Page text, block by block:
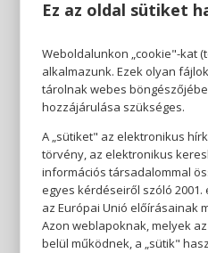
Ez az oldal sütiket
Weboldalunkon „cookie"-kat
alkalmazunk. Ezek olyan
tárolnak webes
hozzájárulása szükséges.
A „sütiket" az elektronikus
törvény, az elektronikus
információs társadalommal
egyes kérdéseiről szóló 2001.
az Európai Unió előírásainak
Azon weblapoknak, melyek
belül működnek, a „sütik"